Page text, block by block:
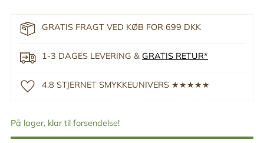
GRATIS FRAGT VED KØB FOR 699 DKK
1-3 DAGES LEVERING & GRATIS RETUR*
4,8 STJERNET SMYKKEUNIVERS ★★★★★
På lager, klar til forsendelse!